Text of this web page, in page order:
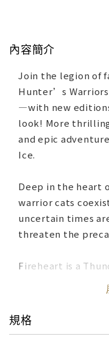
內容簡介
Join the legion of
Hunter’s
—with new
look! More
and epic
Ice.
Deep in the heart
warrior cats
uncertain times
threaten the
Fireheart is a
troubles are far
RiverClan grow
and faces threats
faces not only
規格